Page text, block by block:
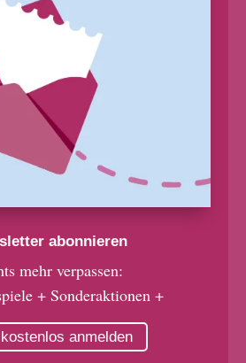
abonnieren
mehr verpassen:
+ Sonderaktionen +
anmelden